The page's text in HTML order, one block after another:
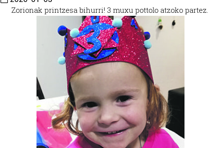
Zorionak printzesa bihurri! 3 muxu pottolo atzoko partez.